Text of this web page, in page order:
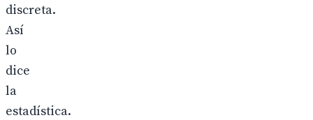
discreta.
Así
lo
dice
la
estadística.